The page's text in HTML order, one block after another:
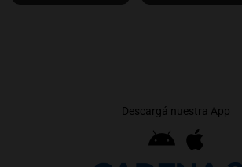
Descargá nuestra App